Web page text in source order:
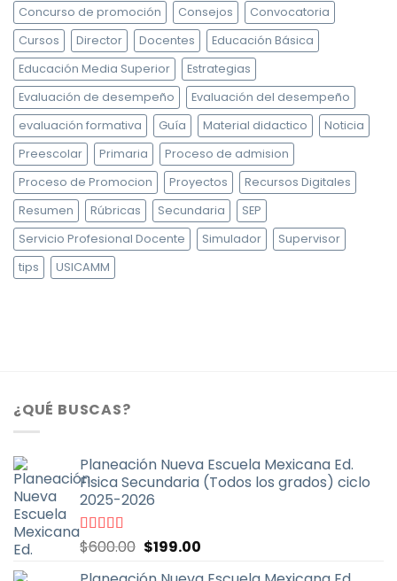
Concurso de promoción Consejos
Convocatoria
Cursos
Director Docentes
Educación Básica
Educación Media Superior
Estrategias
Evaluación de desempeño
Evaluación del desempeño
evaluación formativa
Guía Material didactico
Noticia
Preescolar
Primaria
Proceso de admision
Proceso de Promocion
Proyectos
Recursos Digitales
Resumen
Rúbricas Secundaria
SEP
Servicio Profesional Docente
Simulador
Supervisor
tips
USICAMM
¿QUÉ BUSCAS?
Planeación Nueva Escuela Mexicana Ed.
Fisica Secundaria (Todos los grados) ciclo
2025-2026
Valorado
con
5
$600.00 El
$199.00El